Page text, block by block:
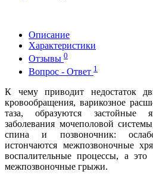
Описание
Характеристики
Отзывы 0
Вопрос - Ответ 1
К чему приводит недостаток
кровообращения, варикозное
таза, образуются застойные
заболевания мочеполовой
спина и позвоночник:
истончаются межпозвоночные
воспалительные процессы, а это
межпозвоночные грыжи.